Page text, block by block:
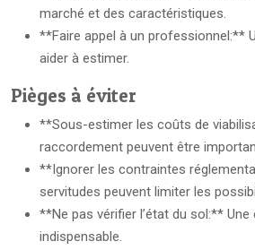
marché et des caractéristiques.
**Faire appel à un professionnel:**
aider à estimer.
Pièges à éviter
**Sous-estimer les coûts de
raccordement peuvent être
**Ignorer les contraintes
servitudes peuvent limiter les
**Ne pas vérifier l’état du sol:**
indispensable.